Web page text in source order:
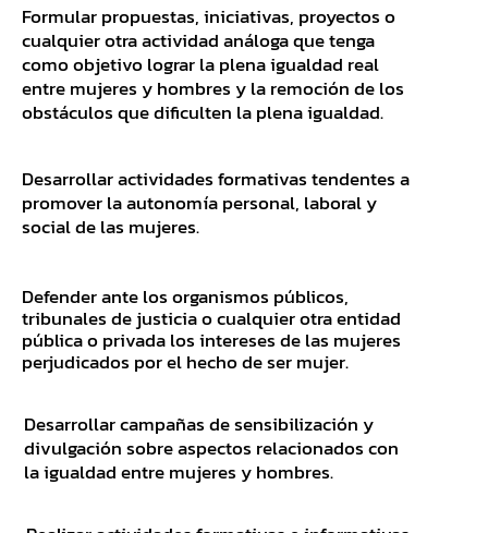
Formular propuestas, iniciativas, proyectos o
cualquier otra actividad análoga que tenga
como objetivo lograr la plena igualdad real
entre mujeres y hombres y la remoción de los
obstáculos que dificulten la plena igualdad.
Desarrollar actividades formativas tendentes a
promover la autonomía personal, laboral y
social de las mujeres.
Defender ante los organismos públicos,
tribunales de justicia o cualquier otra entidad
pública o privada los intereses de las mujeres
perjudicados por el hecho de ser mujer.
Desarrollar campañas de sensibilización y
divulgación sobre aspectos relacionados con
la igualdad entre mujeres y hombres.